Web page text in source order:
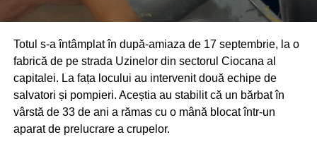
Totul s-a întâmplat în după-amiaza de 17 septembrie, la o
fabrică de pe strada Uzinelor din sectorul Ciocana al
capitalei. La fața locului au intervenit două echipe de
salvatori și pompieri. Aceștia au stabilit că un bărbat în
vârstă de 33 de ani a rămas cu o mână blocat într-un
aparat de prelucrare a crupelor.